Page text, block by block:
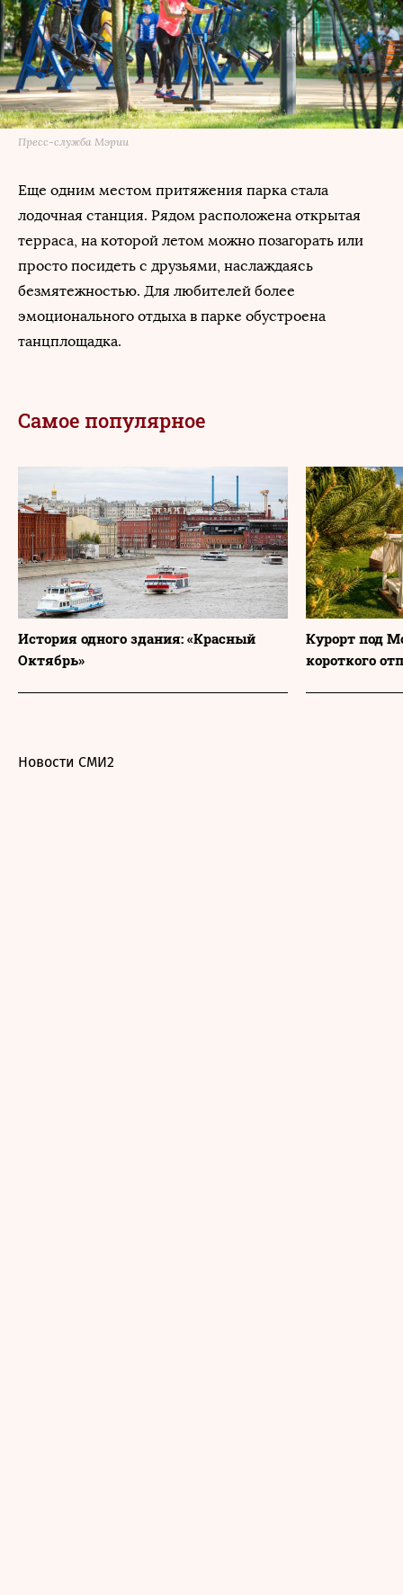
Пресс-служба Мэрии
Еще одним местом притяжения парка стала
лодочная станция. Рядом расположена открытая
терраса, на которой летом можно позагорать или
просто посидеть с друзьями, наслаждаясь
безмятежностью. Для любителей более
эмоционального отдыха в парке обустроена
танцплощадка.
Самое популярное
История одного здания: «Красный
Октябрь»
Курорт под
короткого
Новости СМИ2